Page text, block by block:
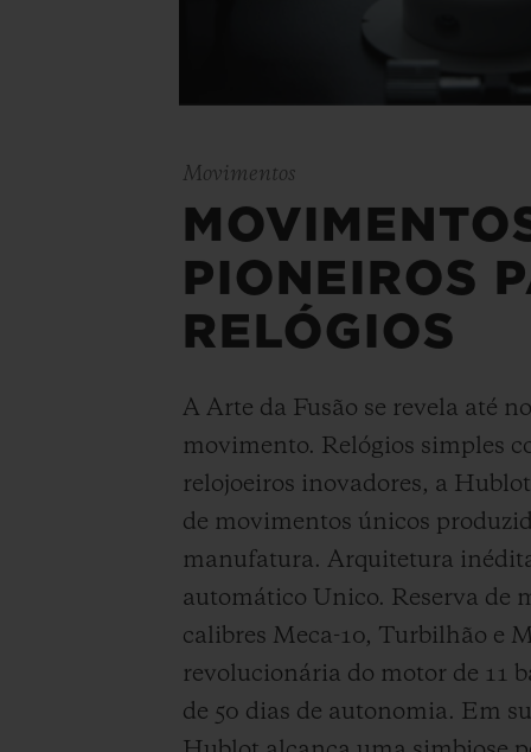
Movimentos
PIONEIROS
RELÓGIOS
A Arte da Fusão se revela até
movimento. Relógios simples
relojoeiros inovadores, a
de movimentos únicos
manufatura. Arquitetura
automático Unico. Reserva de
calibres Meca-10, Turbilhão e
revolucionária do motor de 11
de 50 dias de autonomia. Em